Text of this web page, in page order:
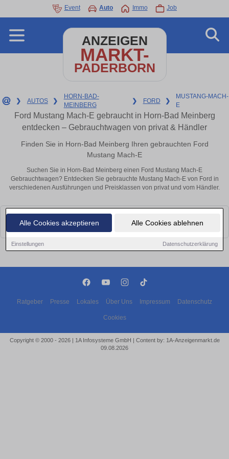
Alle Cookies akzeptieren Alle Cookies ablehnen
Einstellungen Datenschutzerklärung
Event Auto Immo Job
ANZEIGEN
MARKT-
PADERBORN
❯ AUTOS ❯
HORN-BAD-
MEINBERG
❯ FORD ❯
MUSTANG-MACH-
E
Ford Mustang Mach-E gebraucht in Horn-Bad Meinberg
entdecken – Gebrauchtwagen von privat & Händler
Finden Sie in Horn-Bad Meinberg Ihren gebrauchten Ford
Mustang Mach-E
Suchen Sie in Horn-Bad Meinberg einen Ford Mustang Mach-E
Gebrauchtwagen? Entdecken Sie gebrauchte Mustang Mach-E von Ford in
verschiedenen Ausführungen und Preisklassen von privat und vom Händler.
Leider konnten wir derzeit keine passenden Autos finden. Schauen Sie
bald wieder vorbei!
Ratgeber Presse Lokales Über Uns Impressum Datenschutz
Cookies
Copyright © 2000 - 2026 | 1A Infosysteme GmbH | Content by: 1A-Anzeigenmarkt.de
09.08.2026